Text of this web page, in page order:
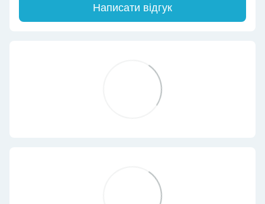
Написати відгук